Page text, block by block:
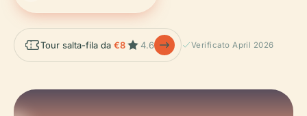
Tour salta-fila da €8 4.6 Verificato April 2026